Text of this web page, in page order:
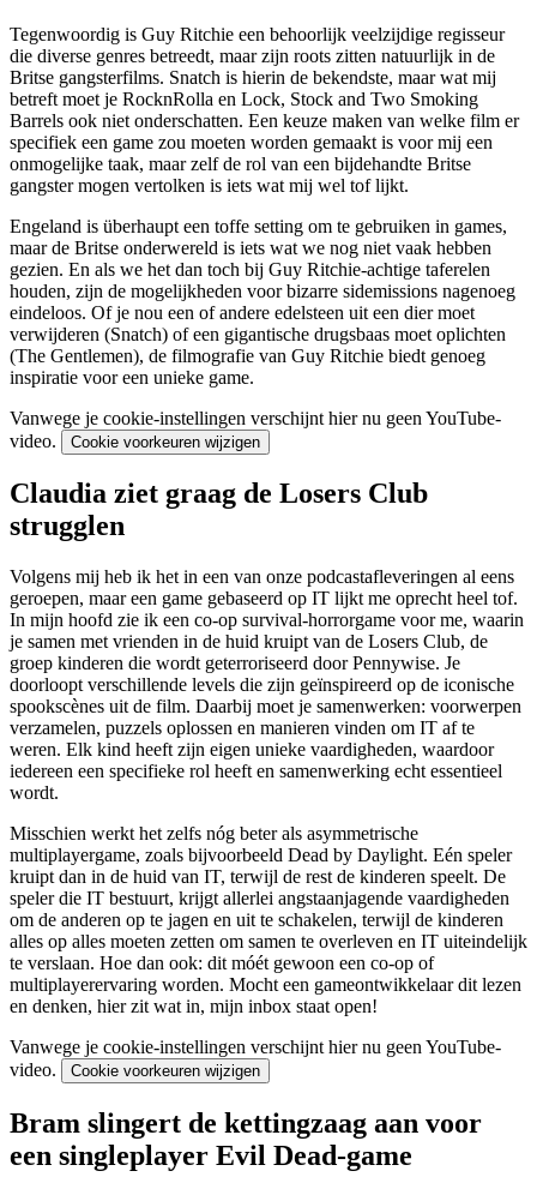
Tegenwoordig is Guy Ritchie een behoorlijk veelzijdige regisseur
die diverse genres betreedt, maar zijn roots zitten natuurlijk in de
Britse gangsterfilms. Snatch is hierin de bekendste, maar wat mij
betreft moet je RocknRolla en Lock, Stock and Two Smoking
Barrels ook niet onderschatten. Een keuze maken van welke film er
specifiek een game zou moeten worden gemaakt is voor mij een
onmogelijke taak, maar zelf de rol van een bijdehandte Britse
gangster mogen vertolken is iets wat mij wel tof lijkt.
Engeland is überhaupt een toffe setting om te gebruiken in games,
maar de Britse onderwereld is iets wat we nog niet vaak hebben
gezien. En als we het dan toch bij Guy Ritchie-achtige taferelen
houden, zijn de mogelijkheden voor bizarre sidemissions nagenoeg
eindeloos. Of je nou een of andere edelsteen uit een dier moet
verwijderen (Snatch) of een gigantische drugsbaas moet oplichten
(The Gentlemen), de filmografie van Guy Ritchie biedt genoeg
inspiratie voor een unieke game.
Vanwege je cookie-instellingen verschijnt hier nu geen YouTube-
video.
Cookie voorkeuren wijzigen
Claudia ziet graag de Losers Club
strugglen
Volgens mij heb ik het in een van onze podcastafleveringen al eens
geroepen, maar een game gebaseerd op IT lijkt me oprecht heel tof.
In mijn hoofd zie ik een co-op survival-horrorgame voor me, waarin
je samen met vrienden in de huid kruipt van de Losers Club, de
groep kinderen die wordt geterroriseerd door Pennywise. Je
doorloopt verschillende levels die zijn geïnspireerd op de iconische
spookscènes uit de film. Daarbij moet je samenwerken: voorwerpen
verzamelen, puzzels oplossen en manieren vinden om IT af te
weren. Elk kind heeft zijn eigen unieke vaardigheden, waardoor
iedereen een specifieke rol heeft en samenwerking echt essentieel
wordt.
Misschien werkt het zelfs nóg beter als asymmetrische
multiplayergame, zoals bijvoorbeeld Dead by Daylight. Eén speler
kruipt dan in de huid van IT, terwijl de rest de kinderen speelt. De
speler die IT bestuurt, krijgt allerlei angstaanjagende vaardigheden
om de anderen op te jagen en uit te schakelen, terwijl de kinderen
alles op alles moeten zetten om samen te overleven en IT uiteindelijk
te verslaan. Hoe dan ook: dit móét gewoon een co-op of
multiplayerervaring worden. Mocht een gameontwikkelaar dit lezen
en denken, hier zit wat in, mijn inbox staat open!
Vanwege je cookie-instellingen verschijnt hier nu geen YouTube-
video.
Cookie voorkeuren wijzigen
Bram slingert de kettingzaag aan voor
een singleplayer Evil Dead-game